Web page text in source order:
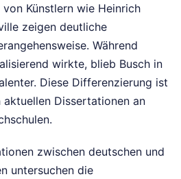
Künstlern wie Heinrich
zeigen deutliche
Während
wirkte, blieb Busch in
Diese Differenzierung ist
Dissertationen an
zwischen deutschen und
untersuchen die